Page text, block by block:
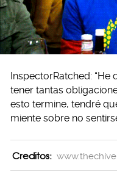
InspectorRatched:
tener tantas
esto termine, tendré
miente sobre no
Creditos: